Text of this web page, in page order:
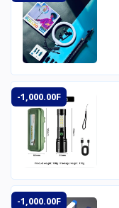
-1,000.00F
-1,000.00F